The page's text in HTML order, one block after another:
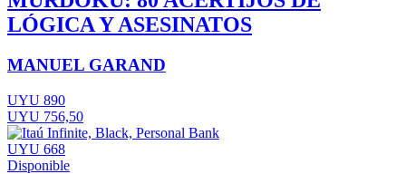
LÓGICA Y ASESINATOS
MANUEL GARAND
UYU 890
UYU 756,50
UYU 668
Disponible